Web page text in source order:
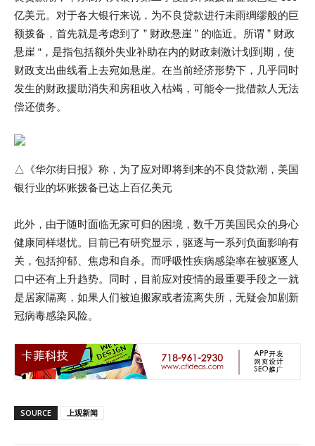
亿美元。对于各大银行来说，为不良贷款进行未雨绸缪般的巨
额拨备，首先就是考虑到了 ” 财政悬崖 ” 的临近。所谓 ” 财政
悬崖 “，是指包括额外失业补助在内的财政刺激计划到期，使
财政支出曲线看上去宛如悬崖。在当前经济形势下，几乎同时
发生的财政援助消失和房租收入枯竭，可能令一批借款人无法
偿还债务。
△《华尔街日报》称，为了应对即将到来的不良贷款潮，美国
银行业的坏账拨备已达上百亿美元
此外，由于随时面临无家可归的困境，数千万美国民众的身心
健康同样堪忧。目前已有研究显示，驱逐与一系列负面影响有
关，包括抑郁、焦虑和自杀。而呼吸性疾病感染率在被驱逐人
口中还有上升趋势。同时，目前应对疫情的最重要手段之一就
是居家隔离，如果人们被迫搬家或者流离失所，无疑会加剧新
冠病毒感染风险。
SOURCE 上观新闻